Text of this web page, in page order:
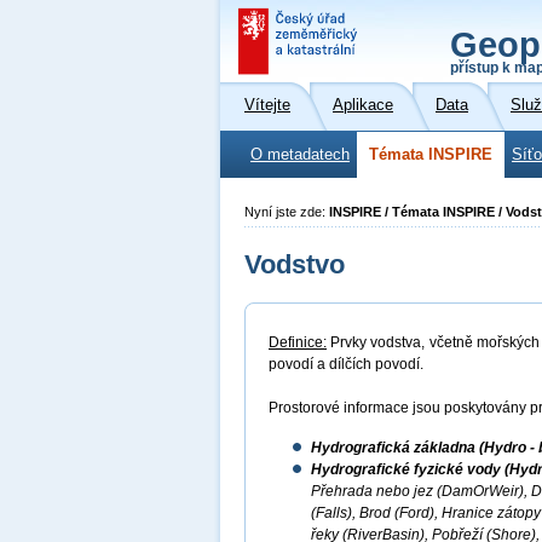
přístup k
Vítejte Aplikace Data
O metadatech Témata INSPIRE
Nyní jste zde: INSPIRE / Témata INSPIRE /
Vodstvo
Definice: Prvky vodstva, včetně
povodí a dílčích povodí.
Prostorové informace jsou poskytovány
Hydrografická základna (Hydro -
Hydrografické fyzické vody
Přehrada nebo jez (DamOrWeir),
(Falls), Brod (Ford), Hranice
řeky (RiverBasin), Pobřeží